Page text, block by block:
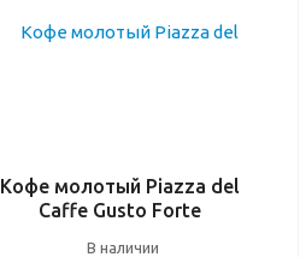
Кофе молотый Piazza del
Caffe Gusto Forte
В наличии